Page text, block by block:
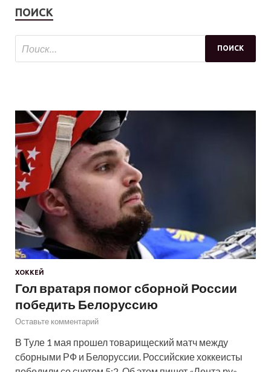
ПОИСК
ХОККЕЙ
Гол вратаря помог сборной России
победить Белоруссию
Оставьте комментарий
В Туле 1 мая прошел товарищеский матч между
сборными РФ и Белоруссии. Российские хоккеисты